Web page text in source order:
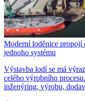
Moderní loděnice propojí
jednoho systému
Výstavba lodí se má
celého výrobního
inženýring, výrobu,